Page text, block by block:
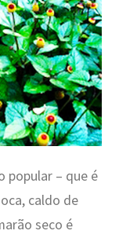
popular – que é
caldo de
seco é